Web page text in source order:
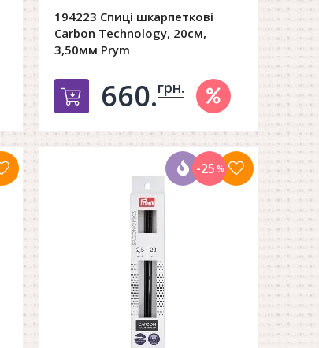
194223 Спиці шкарпеткові
Carbon Technology, 20см,
3,50мм Prym
Добавить в корзину
660.грн.
-25 %